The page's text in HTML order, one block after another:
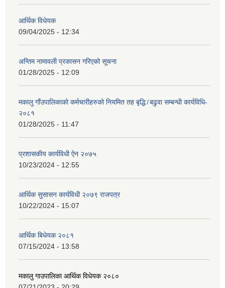
आर्थिक विधेयक
09/04/2025 - 12:34
अन्तिम नामावली प्रकासन गरिएको सूचना
01/28/2025 - 12:09
मकालु गाँउपालिकाको कर्मचारीहरुको नियमित तह बृद्धि ̸ बढुवा सम्बन्धी कार्यविधि-
२०८१
01/28/2025 - 11:47
प्रशासकीय कार्यविधी ऐन २०७५
10/23/2024 - 12:55
आर्थिक सुसासन कार्यविधी २०७९ राजपत्र
10/22/2024 - 15:07
आर्थिक बिधेयक २०८१
07/15/2024 - 13:58
मकालु गाउपालिका आर्थिक विधेयक २०८०